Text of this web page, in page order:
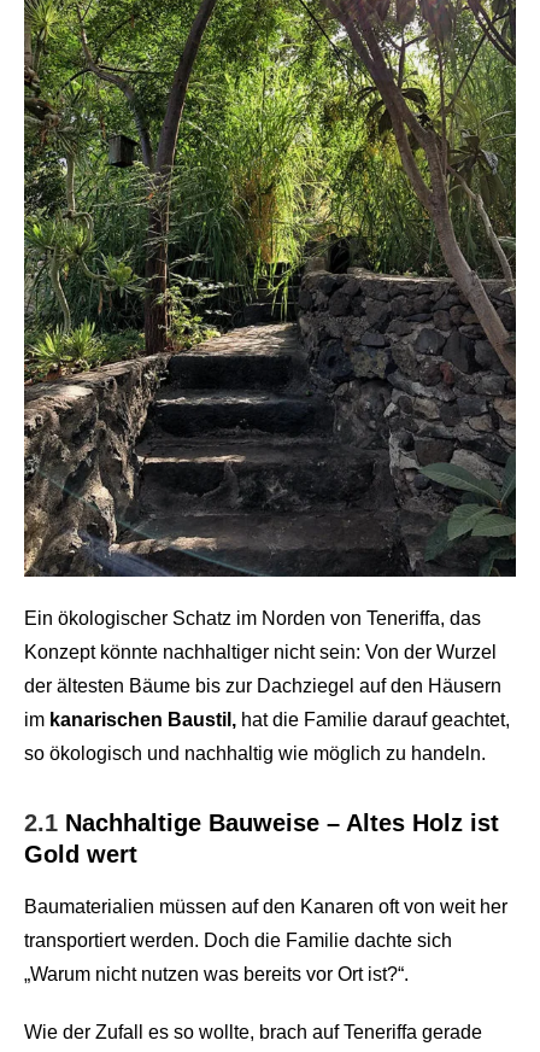
Ein ökologischer Schatz im Norden von Teneriffa, das
Konzept könnte nachhaltiger nicht sein: Von der Wurzel
der ältesten Bäume bis zur Dachziegel auf den Häusern
im kanarischen Baustil, hat die Familie darauf geachtet,
so ökologisch und nachhaltig wie möglich zu handeln.
2.1 Nachhaltige Bauweise – Altes Holz ist
Gold wert
Baumaterialien müssen auf den Kanaren oft von weit her
transportiert werden. Doch die Familie dachte sich
„Warum nicht nutzen was bereits vor Ort ist?“.
Wie der Zufall es so wollte, brach auf Teneriffa gerade